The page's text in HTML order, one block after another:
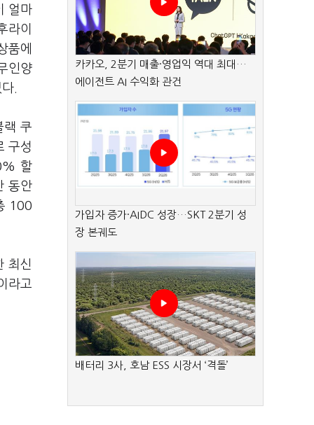
얼마
라이
품에
인양
.
랙 쿠
구성
할
동안
100
최신
라고
카카오, 2분기 매출·영업익 역대 최대…
에이전트 AI 수익화 관건
가입자 증가·AIDC 성장…SKT 2분기 성
장 본궤도
배터리 3사, 호남 ESS 시장서 ‘격돌’